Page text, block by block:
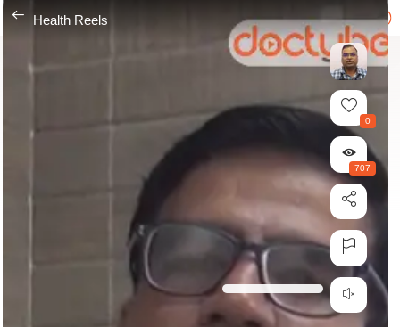
---
Health Reels
0
707